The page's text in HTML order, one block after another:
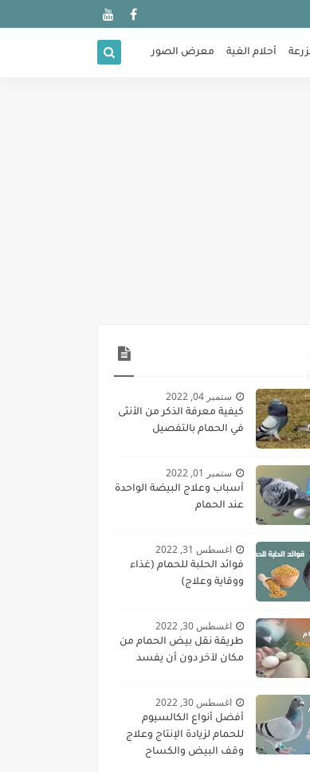
أحلام الغية معرض الصور
ستمبر 04, 2022
كيفية معرفة الذكر من الأنثى
في الحمام بالتفصيل
ستمبر 01, 2022
أسباب وعلاج البيضة الواحدة
عند الحمام
اغسطس 31, 2022
فوائد الحلبة للحمام (غذاء
ووقاية وعلاج)
اغسطس 30, 2022
طريقة نقل بيض الحمام من
مكان لآخر دون أن يفسد
اغسطس 30, 2022
أفضل أنواع الكالسيوم
للحمام لزيادة الإنتاج وعلاج
وقف البيض والكساح